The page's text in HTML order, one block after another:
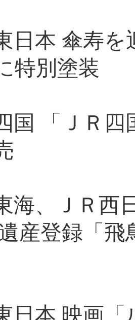
日本 傘寿
特別塗装
国 「ＪＲ
海、ＪＲ西
産登録「
日本 映画